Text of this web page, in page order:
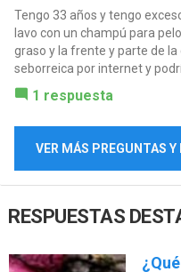
Tengo 33 años y tengo
lavo con un champú para
graso y la frente y parte de
seborreica por internet y
1 respuesta
VER MÁS PREGUNTAS
RESPUESTAS